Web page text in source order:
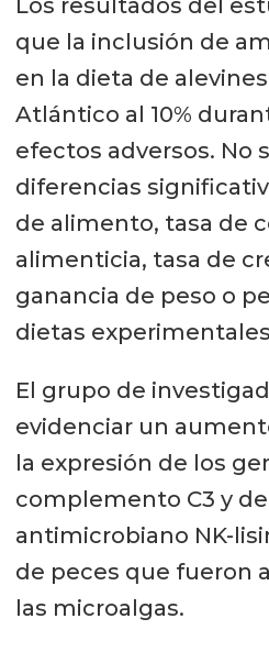
Los resultados del
que la inclusión de
en la dieta de
Atlántico al 10%
efectos adversos. No
diferencias
de alimento, tasa de
alimenticia, tasa de
ganancia de peso o
dietas
El grupo de
evidenciar un
la expresión de los
complemento C3 y
antimicrobiano NK-
de peces que fueron
las microalgas.